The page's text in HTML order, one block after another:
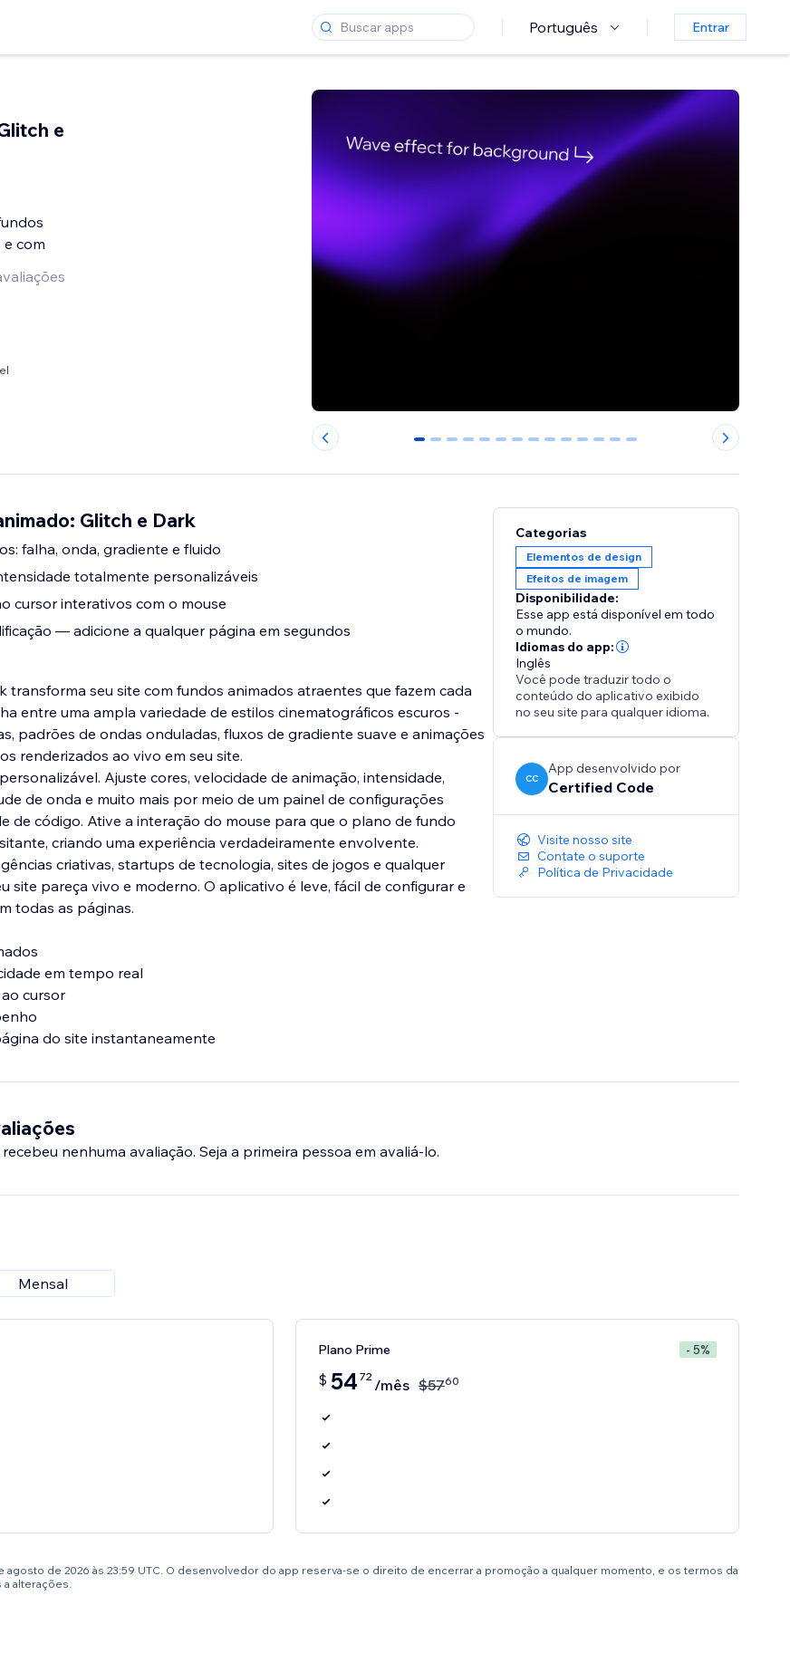
Português Entrar
e
e com
0 1 2 3 4 5 6 7 8 9 10 11 12 13
Glitch e Dark
falha, onda, gradiente e fluido
totalmente personalizáveis
cursor interativos com o mouse
— adicione a qualquer página em segundos
transforma seu site com fundos animados atraentes que fazem cada
entre uma ampla variedade de estilos cinematográficos escuros -
padrões de ondas onduladas, fluxos de gradiente suave e animações
renderizados ao vivo em seu site.
Ajuste cores, velocidade de animação, intensidade,
de onda e muito mais por meio de um painel de configurações
de código. Ative a interação do mouse para que o plano de fundo
criando uma experiência verdadeiramente envolvente.
criativas, startups de tecnologia, sites de jogos e qualquer
site pareça vivo e moderno. O aplicativo é leve, fácil de configurar e
todas as páginas.
em tempo real
cursor
do site instantaneamente
Categorias
Elementos de design
Efeitos de imagem
Disponibilidade:
Esse app está disponível em todo
o mundo.
Idiomas do app:
Inglês
Você pode traduzir todo o
conteúdo do aplicativo exibido
no seu site para qualquer idioma.
CC
App desenvolvido por
Certified Code
Visite nosso site
Contate o suporte
Política de Privacidade
nenhuma avaliação. Seja a primeira pessoa em avaliá-lo.
Mensal
Plano Prime - 5%
$ 54 72 /mês $5760
agosto de 2026 às 23:59 UTC. O desenvolvedor do app reserva-se o direito de encerrar a promoção a qualquer momento, e os termos da
alterações.